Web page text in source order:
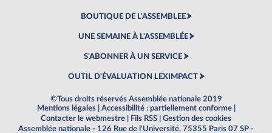
BOUTIQUE DE L'ASSEMBLEE
UNE SEMAINE À L'ASSEMBLÉE
S'ABONNER À UN SERVICE
OUTIL D'ÉVALUATION LEXIMPACT
©Tous droits réservés Assemblée nationale 2019
Mentions légales
Accessibilité : partiellement conforme
Contacter le webmestre
Fils RSS
Gestion des cookies
Assemblée nationale - 126 Rue de l'Université, 75355 Paris 07 SP -